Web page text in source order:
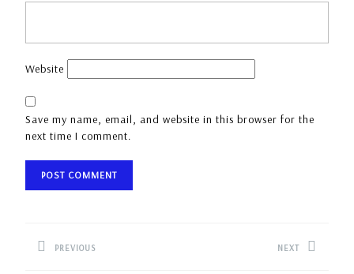
Website
Save my name, email, and website in this browser for the
next time I comment.
PREVIOUS NEXT